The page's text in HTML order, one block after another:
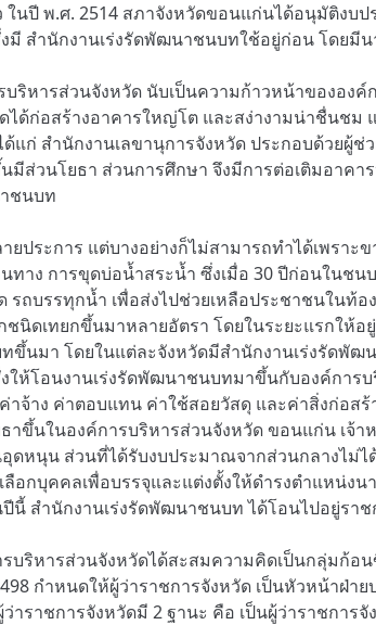
นปี พ.ศ. 2514 สภาจังหวัดขอนแก่นได้อนุมัติงบ
มี สำนักงานเร่งรัดพัฒนาชนบทใช้อยู่ก่อน โดย
ริหารส่วนจังหวัด นับเป็นความก้าวหน้าขององ
ด้ก่อสร้างอาคารใหญ่โต และสง่างามน่าชื่นชม
ก่ สำนักงานเลขานุการจังหวัด ประกอบด้วยผู้ช่
วนโยธา ส่วนการศึกษา จึงมีการต่อเติมอาคา
ชนบท
ประการ แต่บางอย่างก็ไม่สามารถทำได้เพรา
าง การขุดบ่อน้ำสระน้ำ ซึ่งเมื่อ 30 ปีก่อนในช
ถบรรทุกน้ำ เพื่อส่งไปช่วยเหลือประชาชนในท้
นิดเทยกขึ้นมาหลายอัตรา โดยในระยะแรกให้อ
นมา โดยในแต่ละจังหวัดมีสำนักงานเร่งรัดพั
โอนงานเร่งรัดพัฒนาชนบทมาขึ้นกับองค์การบ
จ้าง ค่าตอบแทน ค่าใช้สอยวัสดุ และค่าสิ่งก่อสร้
าขึ้นในองค์การบริหารส่วนจังหวัด ขอนแก่น เ
อุดหนุน ส่วนที่ได้รับงบประมาณจากส่วนกลางไ
กบุคคลเพื่อบรรจุและแต่งตั้งให้ดำรงตำแหน่งน
นี้ สำนักงานเร่งรัดพัฒนาชนบท ได้โอนไปอยู่ร
บริหารส่วนจังหวัดได้สะสมความคิดเป็นกลุ่มก้
กำหนดให้ผู้ว่าราชการจังหวัด เป็นหัวหน้าฝ่า
ราชการจังหวัดมี 2 ฐานะ คือ เป็นผู้ว่าราชกา